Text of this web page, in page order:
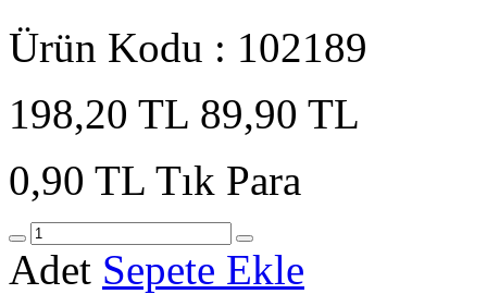
Ürün Kodu : 102189
198,20 TL 89,90 TL
0,90 TL Tık Para
Adet Sepete Ekle